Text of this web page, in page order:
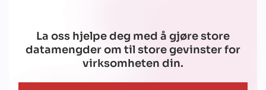
La oss hjelpe deg med å gjøre store
datamengder om til store gevinster for
virksomheten din.